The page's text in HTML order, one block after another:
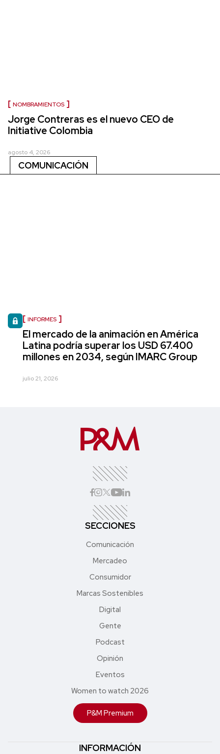
NOMBRAMIENTOS
Jorge Contreras es el nuevo CEO de
Initiative Colombia
agosto 4, 2026
COMUNICACIÓN
INFORMES
El mercado de la animación en América
Latina podría superar los USD 67.400
millones en 2034, según IMARC Group
julio 21, 2026
SECCIONES
Comunicación
Mercadeo
Consumidor
Marcas Sostenibles
Digital
Gente
Podcast
Opinión
Eventos
Women to watch 2026
P&M Premium
INFORMACIÓN